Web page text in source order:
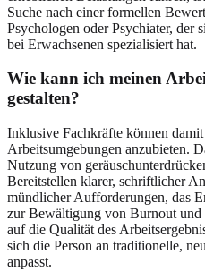
Suche nach einer formellen
Psychologen oder Psychiater, der
bei Erwachsenen spezialisiert hat.
Wie kann ich meinen
gestalten?
Inklusive Fachkräfte können
Arbeitsumgebungen anzubieten.
Nutzung von
Bereitstellen klarer, schriftlicher
mündlicher Aufforderungen, das
zur Bewältigung von Burnout
auf die Qualität des
sich die Person an traditionelle,
anpasst.